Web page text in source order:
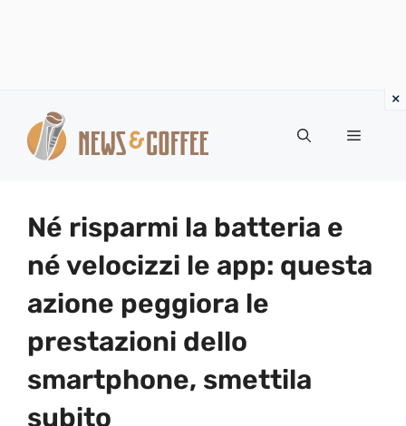
contenuto
Menu
Né risparmi la batteria e
né velocizzi le app: questa
azione peggiora le
prestazioni dello
smartphone, smettila
subito